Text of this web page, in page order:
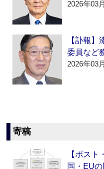
2026年03
【訃報】
委員など
2026年03
寄稿
【ポス
国・EU